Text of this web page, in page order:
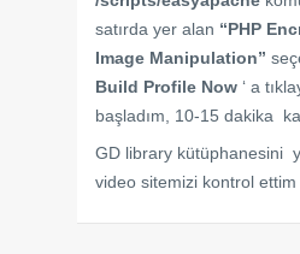
satırda yer alan “PHP
Image Manipulation”
Build Profile Now ‘ a
başladım, 10-15 dakika
GD library kütüphanesini
video sitemizi kontrol